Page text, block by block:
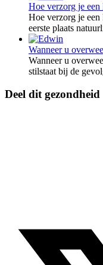
Hoe verzorg je een
Hoe verzorg je
eerste plaats
Wanneer u
Wanneer u
stilstaat bij de
Deel dit gezondheid